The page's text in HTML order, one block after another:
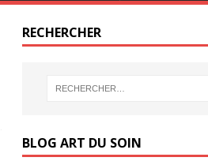
RECHERCHER
BLOG ART DU SOIN